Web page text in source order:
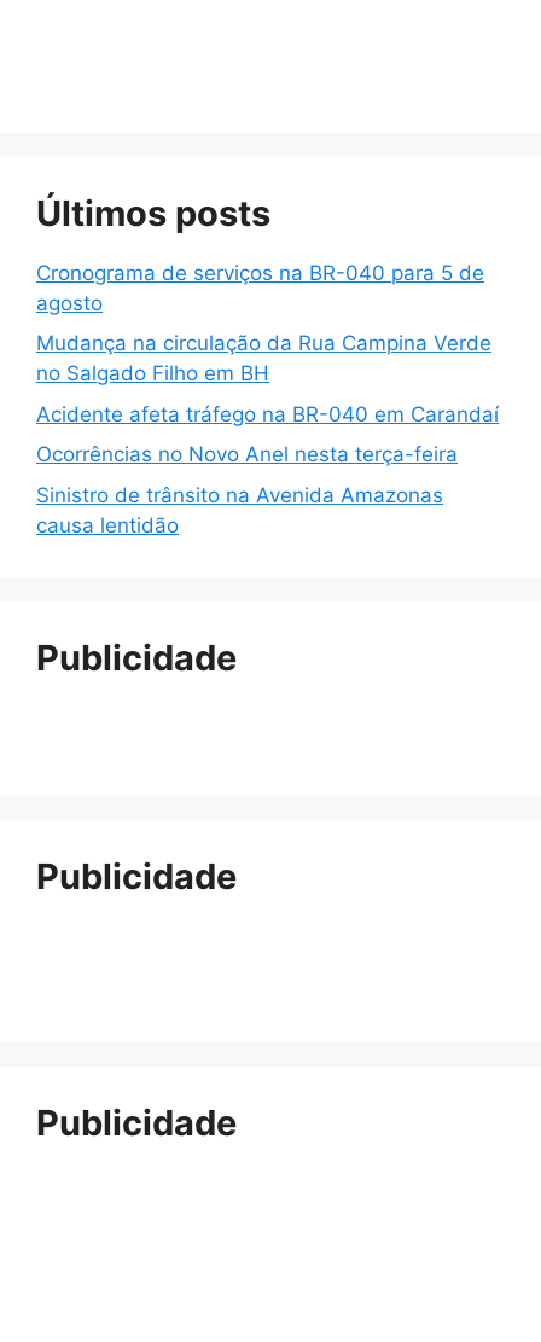
Últimos posts
Cronograma de serviços na BR-040 para 5 de
agosto
Mudança na circulação da Rua Campina Verde
no Salgado Filho em BH
Acidente afeta tráfego na BR-040 em Carandaí
Ocorrências no Novo Anel nesta terça-feira
Sinistro de trânsito na Avenida Amazonas
causa lentidão
Publicidade
Publicidade
Publicidade